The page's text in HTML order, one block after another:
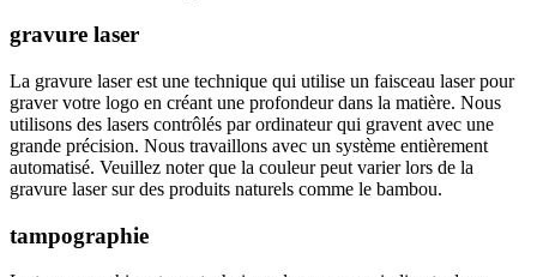
gravure laser
La gravure laser est une technique qui utilise un faisceau laser pour
graver votre logo en créant une profondeur dans la matière. Nous
utilisons des lasers contrôlés par ordinateur qui gravent avec une
grande précision. Nous travaillons avec un système entièrement
automatisé. Veuillez noter que la couleur peut varier lors de la
gravure laser sur des produits naturels comme le bambou.
tampographie